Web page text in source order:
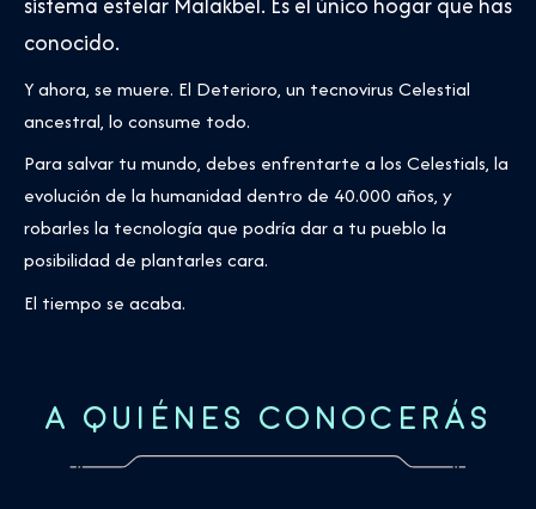
conocido.
Y ahora, se muere. El Deterioro, un tecnovirus Celestial
ancestral, lo consume todo.
Para salvar tu mundo, debes enfrentarte a los Celestials, la
evolución de la humanidad dentro de 40.000 años, y
robarles la tecnología que podría dar a tu pueblo la
posibilidad de plantarles cara.
El tiempo se acaba.
A QUIÉNES CONOCERÁS